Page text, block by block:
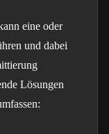
eine oder
und dabei
Lösungen